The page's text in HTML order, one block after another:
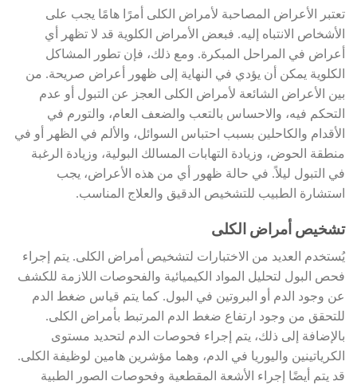
تعتبر الأعراض المصاحبة لأمراض الكلى أمرًا هامًا يجب على
الأشخاص الانتباه إليه. فبعض الأمراض الكلوية قد لا تظهر أي
أعراض في المراحل المبكرة. ومع ذلك، فإن تطور المشاكل
الكلوية يمكن أن يؤدي في النهاية إلى ظهور أعراض صريحة. من
بين الأعراض الشائعة لأمراض الكلى العجز عن التبول أو عدم
التحكم فيه، والاحساس بالتعب والضعف العام، والتورم في
الأقدام والكاحلين بسبب احتباس السوائل، والألم في الظهر أو في
منطقة الحوض، وزيادة التهابات المسالك البولية، وزيادة الرغبة
في التبول ليلاً. في حالة ظهور أي من هذه الأعراض، يجب
استشارة الطبيب للتشخيص الدقيق والعلاج المناسب.
تشخيص أمراض الكلى
يُستخدم العديد من الاختبارات لتشخيص أمراض الكلى. يتم إجراء
فحص البول لتحليل المواد الكيميائية والفحوصات اللازمة للكشف
عن وجود الدم أو البروتين في البول. كما يتم قياس ضغط الدم
للتحقق من وجود ارتفاع ضغط الدم المرتبط بأمراض الكلى.
بالإضافة إلى ذلك، يتم إجراء فحوصات الدم لتحديد مستوى
الكرياتينين واليوريا في الدم، وهما مؤشرين هامين لوظيفة الكلى.
قد يتم أيضًا إجراء الأشعة المقطعية وفحوصات الصور الطبية